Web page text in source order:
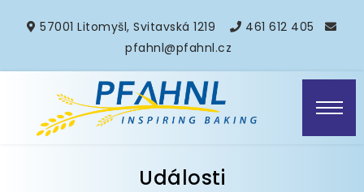
57001 Litomyšl, Svitavská 1219
461 612 405
pfahnl@pfahnl.cz
Události